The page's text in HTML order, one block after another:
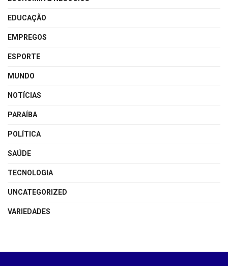
EDUCAÇÃO
EMPREGOS
ESPORTE
MUNDO
NOTÍCIAS
PARAÍBA
POLÍTICA
SAÚDE
TECNOLOGIA
UNCATEGORIZED
VARIEDADES